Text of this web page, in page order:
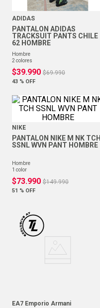
ADIDAS
PANTALON ADIDAS
TRACKSUIT PANTS CHILE
62 HOMBRE
hombre
2 colores
$39.990 $69.990
43 % OFF
NIKE
PANTALON NIKE M NK TCH
SSNL WVN PANT HOMBRE
hombre
1 color
$73.990 $149.990
51 % OFF
EA7 Emporio Armani